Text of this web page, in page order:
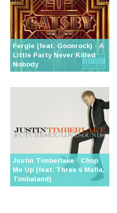
Fergie (feat. Goonrock) - A
Little Party Never Killed
Nobody
Justin Timberlake - Chop
Me Up (feat. Three 6 Mafia,
Timbaland)